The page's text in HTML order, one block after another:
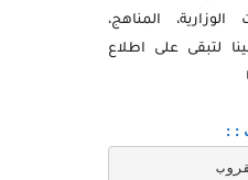
الوزارية، المناهج،
لتبقى على اطلاع
: :